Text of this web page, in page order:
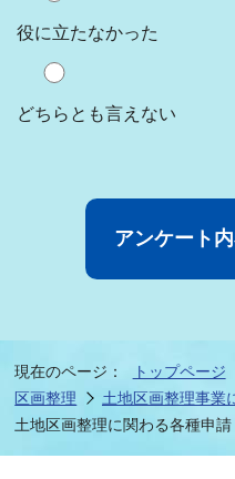
役に立たなかった
どちらとも言えない
現在のページ： トップページ
区画整理
土地区画整理事業
土地区画整理に関わる各種申請